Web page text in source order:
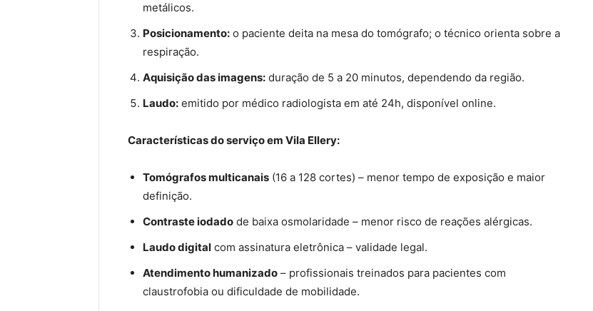
metálicos.
Posicionamento: o paciente deita na mesa do tomógrafo; o técnico orienta sobre a
respiração.
Aquisição das imagens: duração de 5 a 20 minutos, dependendo da região.
Laudo: emitido por médico radiologista em até 24h, disponível online.
Características do serviço em Vila Ellery:
Tomógrafos multicanais (16 a 128 cortes) – menor tempo de exposição e maior
definição.
Contraste iodado de baixa osmolaridade – menor risco de reações alérgicas.
Laudo digital com assinatura eletrônica – validade legal.
Atendimento humanizado – profissionais treinados para pacientes com
claustrofobia ou dificuldade de mobilidade.